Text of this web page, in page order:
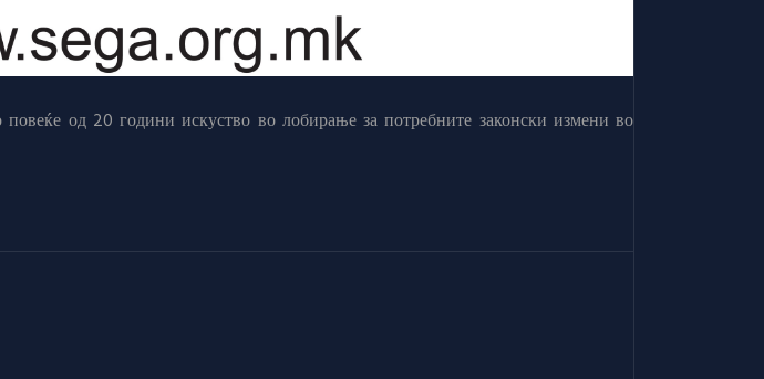
од 20 години искуство во лобирање за потребните законски измени во